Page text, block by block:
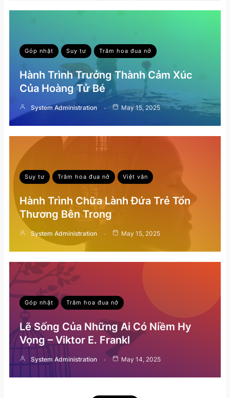
Góp nhặt Suy tư Trăm hoa đua nở
Hành Trình Trưởng Thành Cảm Xúc
Của Hoàng Tử Bé
System Administration May 15, 2025
Suy tư Trăm hoa đua nở Việt văn
Hành Trình Chữa Lành Đứa Trẻ Tổn
Thương Bên Trong
System Administration May 15, 2025
Góp nhặt Trăm hoa đua nở
Lẽ Sống Của Những Ai Có Niềm Hy
Vọng – Viktor E. Frankl
System Administration May 14, 2025